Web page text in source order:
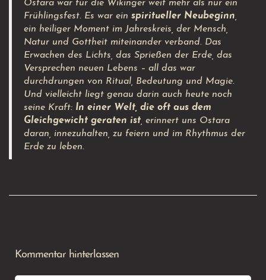
Ostara war für die Wikinger weit mehr als nur ein
Frühlingsfest. Es war ein spiritueller Neubeginn
ein heiliger Moment im Jahreskreis, der Mensch,
Natur und Gottheit miteinander verband. Das
Erwachen des Lichts, das Sprießen der Erde, das
Versprechen neuen Lebens – all das war
durchdrungen von Ritual, Bedeutung und Magie.
Und vielleicht liegt genau darin auch heute noch
seine Kraft: In einer Welt, die oft aus dem
Gleichgewicht geraten ist , erinnert uns Ostara
daran, innezuhalten, zu feiern und im Rhythmus der
Erde zu leben.
Kommentar hinterlassen